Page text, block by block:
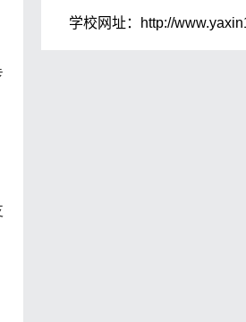
学校网址：http://